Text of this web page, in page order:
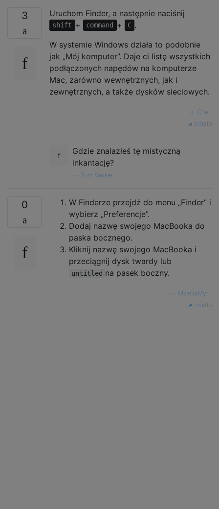
3 Uruchom Finder, a następnie naciśnij
shift + command + C .
W systemie Windows działa to podobnie
jak „Mój komputer”. Daje ci listę wszystkich
podłączonych napędów na komputerze
Mac, zarówno wewnętrznych, jak i
zewnętrznych, a także dysków sieciowych.
J. Chen
źródło
Gdzie znalazłeś tę mistyczną
inkantację?
Tom Walker
0
W Finderze przejdź do menu „Finder” i
wybierz „Preferencje”.
Dodaj nazwę swojego MacBooka do
paska bocznego.
Kliknij nazwę swojego MacBooka i
przeciągnij dysk twardy lub
untitled na pasek boczny.
MaxGaMyth
źródło